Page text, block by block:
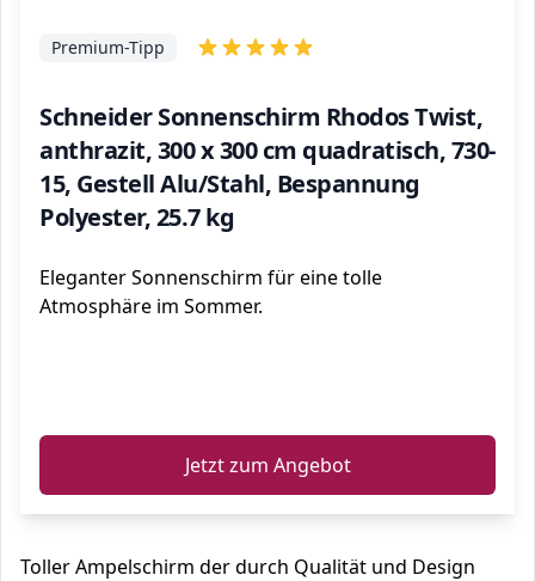
Schneider Sonnenschirm Rhodos Twist,
anthrazit, 300 x 300 cm quadratisch, 730-
15, Gestell Alu/Stahl, Bespannung
Polyester, 25.7 kg
Premium-Tipp
Eleganter Sonnenschirm für eine tolle
Atmosphäre im Sommer.
Jetzt zum Angebot
Toller Ampelschirm der durch Qualität und Design